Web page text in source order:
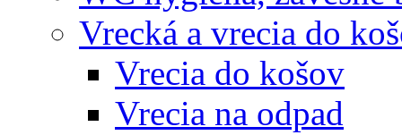
Vrecká a vrecia do
Vrecia do košov
Vrecia na odpad